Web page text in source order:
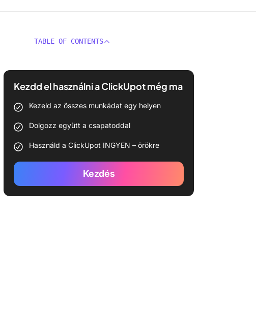
TABLE OF CONTENTS
Kezdd el használni a ClickUpot még ma
Kezeld az összes munkádat egy helyen
Dolgozz együtt a csapatoddal
Használd a ClickUpot INGYEN – örökre
Kezdés